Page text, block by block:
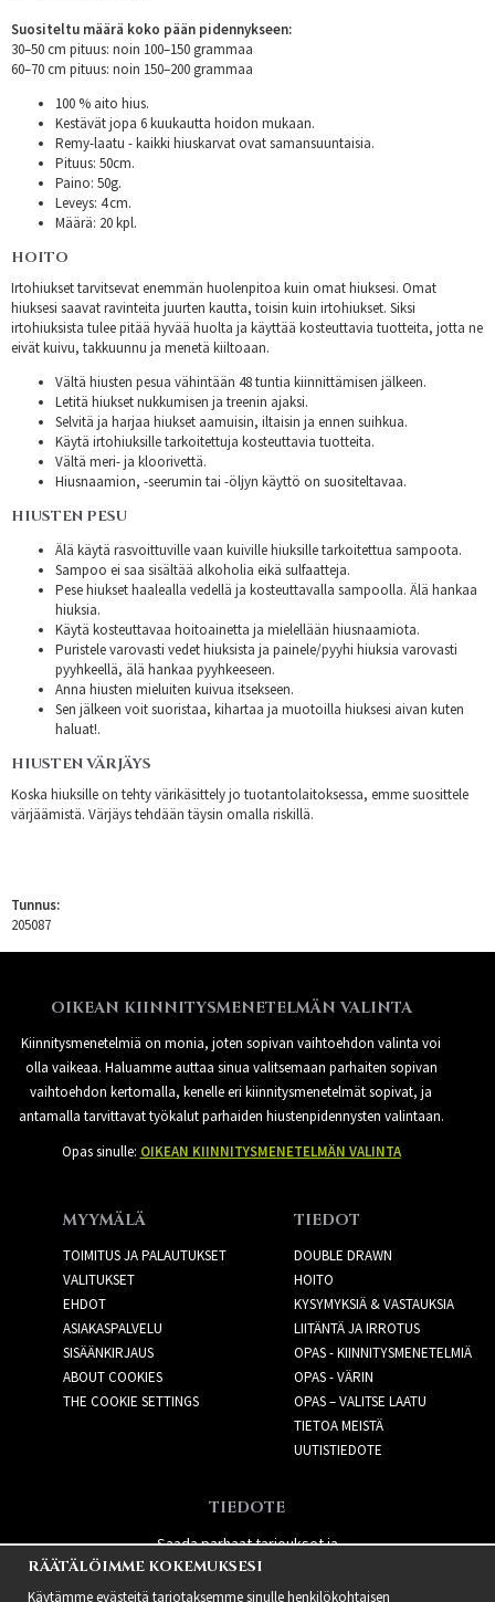
Suositeltu määrä koko pään pidennykseen:
30–50 cm pituus: noin 100–150 grammaa
60–70 cm pituus: noin 150–200 grammaa
100 % aito hius.
Kestävät jopa 6 kuukautta hoidon mukaan.
Remy-laatu - kaikki hiuskarvat ovat samansuuntaisia.
Pituus: 50cm.
Paino: 50g.
Leveys: 4 cm.
Määrä: 20 kpl.
HOITO
Irtohiukset tarvitsevat enemmän huolenpitoa kuin omat hiuksesi. Omat
hiuksesi saavat ravinteita juurten kautta, toisin kuin irtohiukset. Siksi
irtohiuksista tulee pitää hyvää huolta ja käyttää kosteuttavia tuotteita, jotta ne
eivät kuivu, takkuunnu ja menetä kiiltoaan.
Vältä hiusten pesua vähintään 48 tuntia kiinnittämisen jälkeen.
Letitä hiukset nukkumisen ja treenin ajaksi.
Selvitä ja harjaa hiukset aamuisin, iltaisin ja ennen suihkua.
Käytä irtohiuksille tarkoitettuja kosteuttavia tuotteita.
Vältä meri- ja kloorivettä.
Hiusnaamion, -seerumin tai -öljyn käyttö on suositeltavaa.
HIUSTEN PESU
Älä käytä rasvoittuville vaan kuiville hiuksille tarkoitettua sampoota.
Sampoo ei saa sisältää alkoholia eikä sulfaatteja.
Pese hiukset haalealla vedellä ja kosteuttavalla sampoolla. Älä hankaa
hiuksia.
Käytä kosteuttavaa hoitoainetta ja mielellään hiusnaamiota.
Puristele varovasti vedet hiuksista ja painele/pyyhi hiuksia varovasti
pyyhkeellä, älä hankaa pyyhkeeseen.
Anna hiusten mieluiten kuivua itsekseen.
Sen jälkeen voit suoristaa, kihartaa ja muotoilla hiuksesi aivan kuten
haluat!.
HIUSTEN VÄRJÄYS
Koska hiuksille on tehty värikäsittely jo tuotantolaitoksessa, emme suosittele
värjäämistä. Värjäys tehdään täysin omalla riskillä.
Tunnus:
205087
OIKEAN KIINNITYSMENETELMÄN VALINTA
Kiinnitysmenetelmiä on monia, joten sopivan vaihtoehdon valinta voi
olla vaikeaa. Haluamme auttaa sinua valitsemaan parhaiten sopivan
vaihtoehdon kertomalla, kenelle eri kiinnitysmenetelmät sopivat, ja
antamalla tarvittavat työkalut parhaiden hiustenpidennysten valintaan.
Opas sinulle: OIKEAN KIINNITYSMENETELMÄN VALINTA
MYYMÄLÄ
TOIMITUS JA PALAUTUKSET
VALITUKSET
EHDOT
ASIAKASPALVELU
SISÄÄNKIRJAUS
ABOUT COOKIES
THE COOKIE SETTINGS
TIEDOT
DOUBLE DRAWN
HOITO
KYSYMYKSIÄ & VASTAUKSIA
LIITÄNTÄ JA IRROTUS
OPAS - KIINNITYSMENETELMIÄ
OPAS - VÄRIN
OPAS – VALITSE LAATU
TIETOA MEISTÄ
UUTISTIEDOTE
TIEDOTE
Saada parhaat tarjoukset ja
uusia tuotteita!
RÄÄTÄLÖIMME KOKEMUKSESI
Käytämme evästeitä tarjotaksemme sinulle henkilökohtaisen